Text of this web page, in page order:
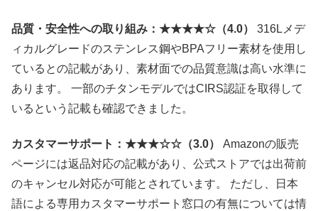
品質・安全性への取り組み：★★★★☆（4.0）
316Lメデ
ィカルグレードのステンレス鋼やBPAフリー素材を使用し
ているとの記載があり、素材面での品質意識は高い水準に
あります。 一部のチタンモデルではCIRS認証を取得して
いるという記載も確認できました。
カスタマーサポート：★★★☆☆（3.0）
Amazonの販売
ページには返品対応の記載があり、公式ストアでは出荷前
のキャンセル対応が可能とされています。 ただし、日本
語による専用カスタマーサポート窓口の有無については情